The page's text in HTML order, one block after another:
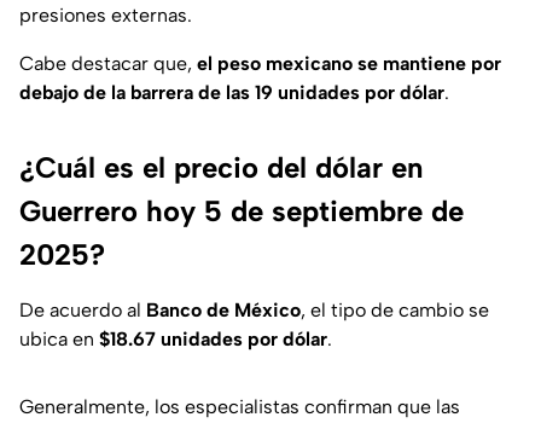
presiones externas.
Cabe destacar que, el peso mexicano se mantiene por
debajo de la barrera de las 19 unidades por dólar.
¿Cuál es el precio del dólar en
Guerrero hoy 5 de septiembre de
2025?
De acuerdo al Banco de México, el tipo de cambio se
ubica en $18.67 unidades por dólar.
Generalmente, los especialistas confirman que las